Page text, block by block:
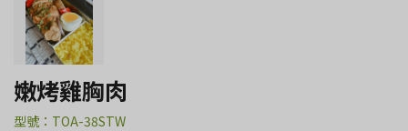
嫩烤雞胸肉
型號：TOA-38STW